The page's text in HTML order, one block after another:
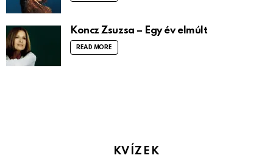
Koncz Zsuzsa – Egy év elmúlt
READ MORE
KVÍZEK